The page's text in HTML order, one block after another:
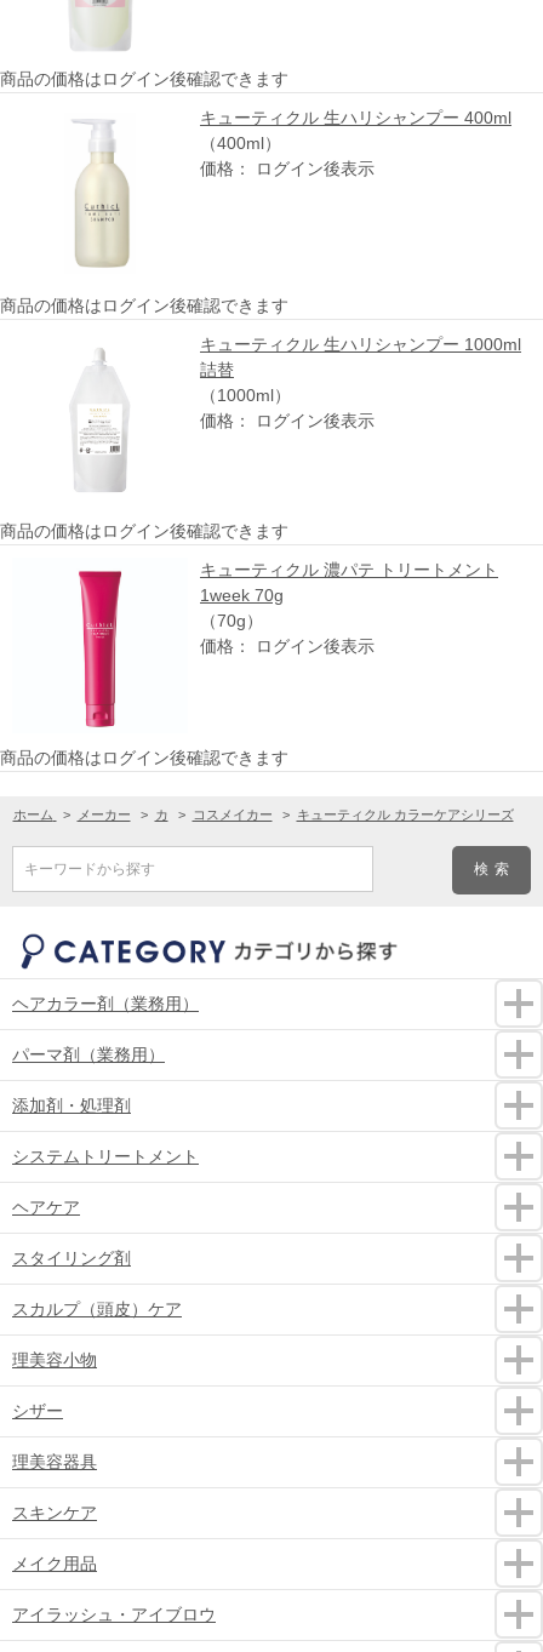
商品の価格はログイン後確認できます
キューティクル 生ハリシャンプー 400ml
（400ml）
価格： ログイン後表示
商品の価格はログイン後確認できます
キューティクル 生ハリシャンプー 1000ml
詰替
（1000ml）
価格： ログイン後表示
商品の価格はログイン後確認できます
キューティクル 濃パテ トリートメント
1week 70g
（70g）
価格： ログイン後表示
商品の価格はログイン後確認できます
ホーム > メーカー > カ > コスメイカー > キューティクル カラーケアシリーズ
キーワードから探す
ヘアカラー剤（業務用）
パーマ剤（業務用）
添加剤・処理剤
システムトリートメント
ヘアケア
スタイリング剤
スカルプ（頭皮）ケア
理美容小物
シザー
理美容器具
スキンケア
メイク用品
アイラッシュ・アイブロウ